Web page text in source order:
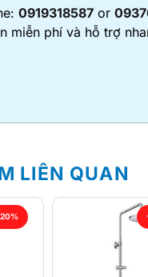
0919318587 or
miễn phí và hỗ trợ
LIÊN QUAN